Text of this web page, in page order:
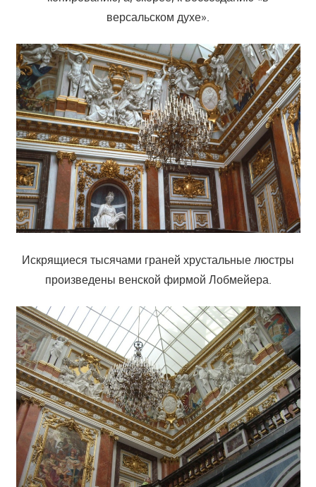
версальском духе».
Искрящиеся тысячами граней хрустальные люстры
произведены венской фирмой Лобмейера.